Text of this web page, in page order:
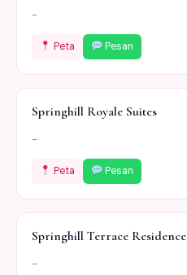
-
Peta Pesan
Springhill Royale Suites
-
Peta Pesan
Springhill Terrace Residence
-